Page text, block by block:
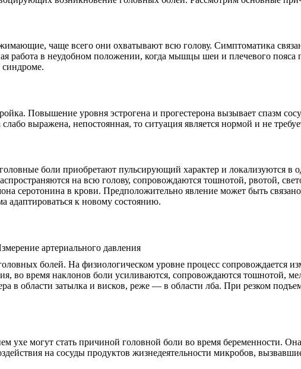
чаще всего они охватывают всю голову. Симптоматика
работа в неудобном положении, когда мышцы шеи и плечевого пояса
синдроме.
Повышение уровня эстрогена и прогестерона вызывает спазм
выражена, непостоянная, то ситуация является нормой и не
боли приобретают пульсирующий характер и локализуются в
на всю голову, сопровождаются тошнотой, рвотой,
серотонина в крови. Предположительно явление может быть
адаптироваться к новому состоянию.
болей. На физиологическом уровне процесс сопровождается
время наклонов боли усиливаются, сопровождаются тошнотой,
в области затылка и висков, реже — в области лба. При резком
ухе могут стать причиной головной боли во время беременности.
на сосуды продуктов жизнедеятельности микробов,